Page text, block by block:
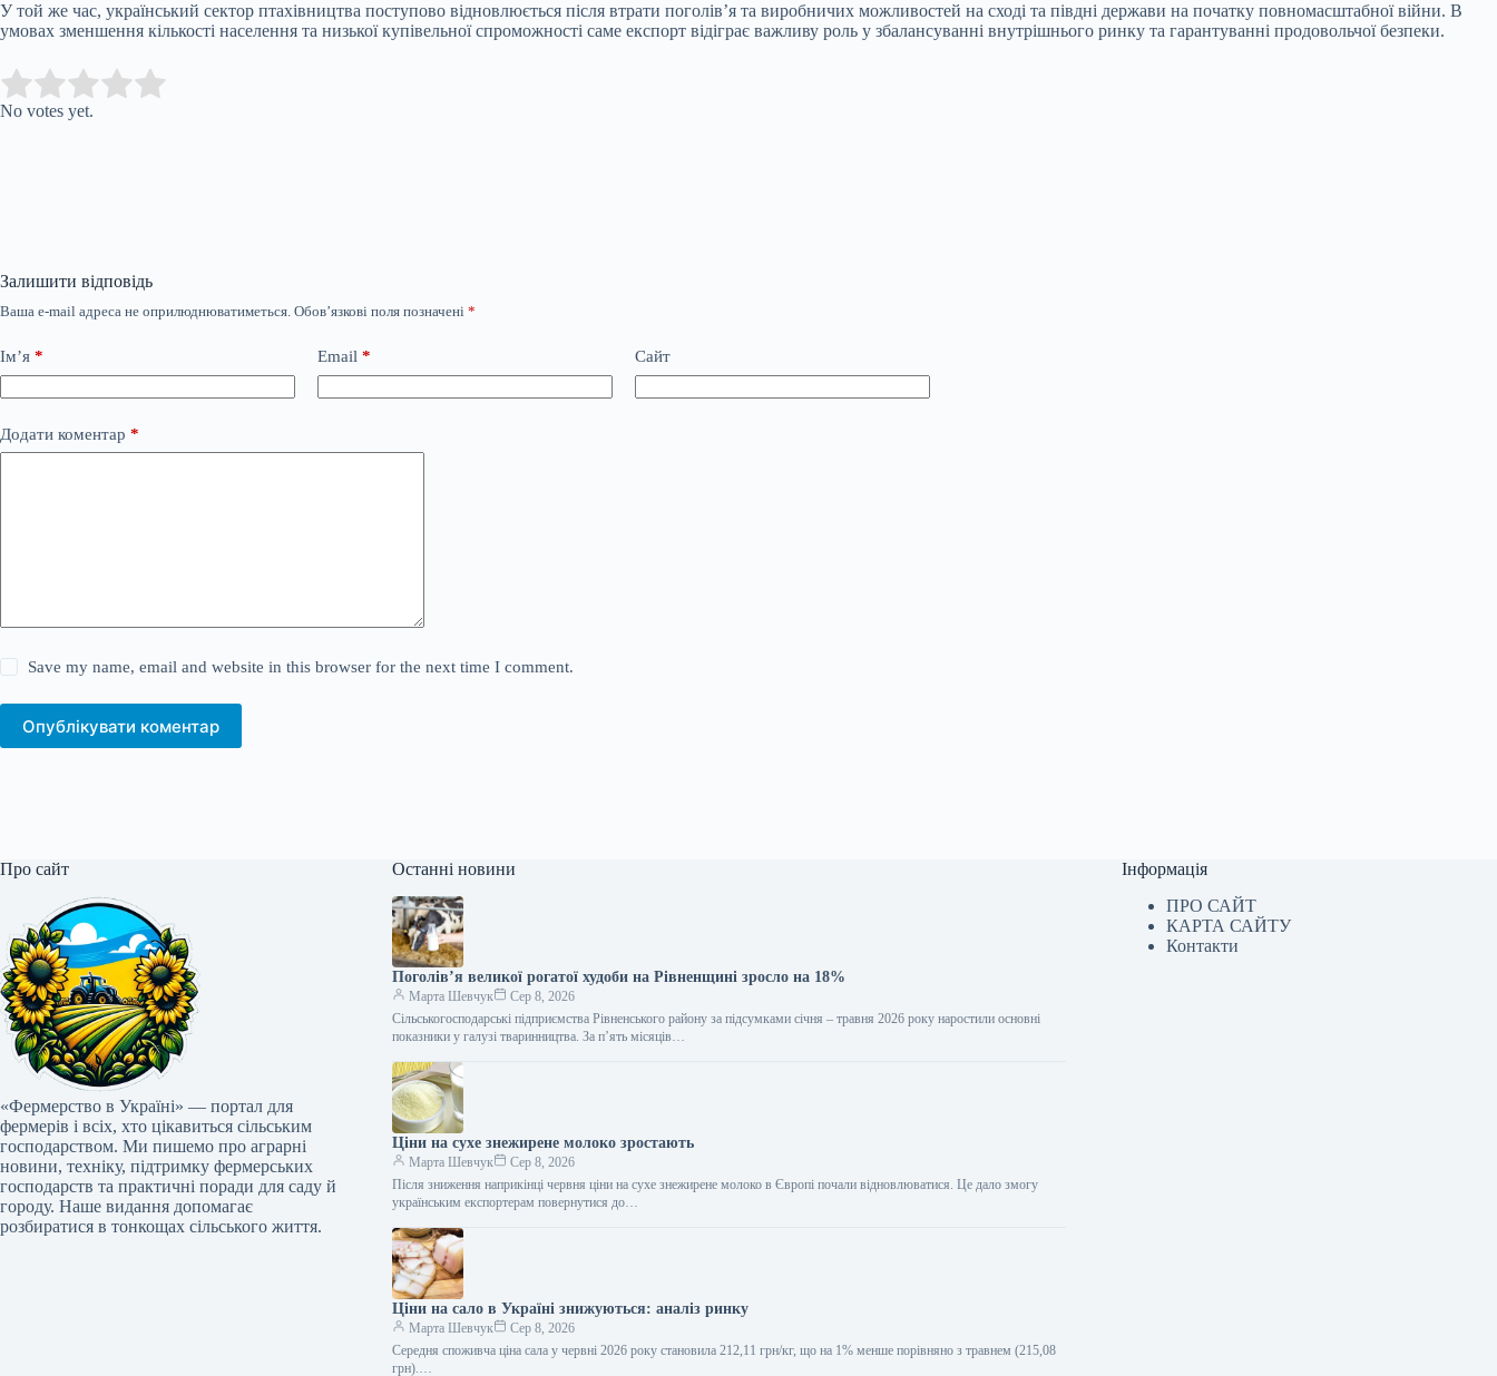
У той же час, український сектор птахівництва поступово відновлюється після втрати поголів’я та виробничих можливостей на сході та півдні держави на початку повномасштабної війни. В
умовах зменшення кількості населення та низької купівельної спроможності саме експорт відіграє важливу роль у збалансуванні внутрішнього ринку та гарантуванні продовольчої безпеки.
Rate this item:
No votes yet.
Залишити відповідь
Ваша e-mail адреса не оприлюднюватиметься. Обов’язкові поля позначені *
Ім’я * Email * Сайт
Додати коментар *
Save my name, email and website in this browser for the next time I comment.
Опублікувати коментар
Про сайт
«Фермерство в Україні» — портал для
фермерів і всіх, хто цікавиться сільським
господарством. Ми пишемо про аграрні
новини, техніку, підтримку фермерських
господарств та практичні поради для саду й
городу. Наше видання допомагає
розбиратися в тонкощах сільського життя.
Останні новини
Поголів’я великої рогатої худоби на Рівненщині зросло на 18%
Марта Шевчук
Сер 8, 2026
Сільськогосподарські підприємства Рівненського району за підсумками січня – травня 2026 року наростили основні
показники у галузі тваринництва. За п’ять місяців…
Ціни на сухе знежирене молоко зростають
Марта Шевчук
Сер 8, 2026
Після зниження наприкінці червня ціни на сухе знежирене молоко в Європі почали відновлюватися. Це дало змогу
українським експортерам повернутися до…
Ціни на сало в Україні знижуються: аналіз ринку
Марта Шевчук
Сер 8, 2026
Середня споживча ціна сала у червні 2026 року становила 212,11 грн/кг, що на 1% менше порівняно з травнем (215,08
грн).…
Інформація
ПРО САЙТ
КАРТА САЙТУ
Контакти